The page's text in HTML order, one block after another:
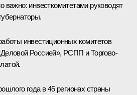
важно: инвесткомитетами руководят
инвестиционных комитетов
Россией», РСПП и Торгово-
года в 45 регионах страны